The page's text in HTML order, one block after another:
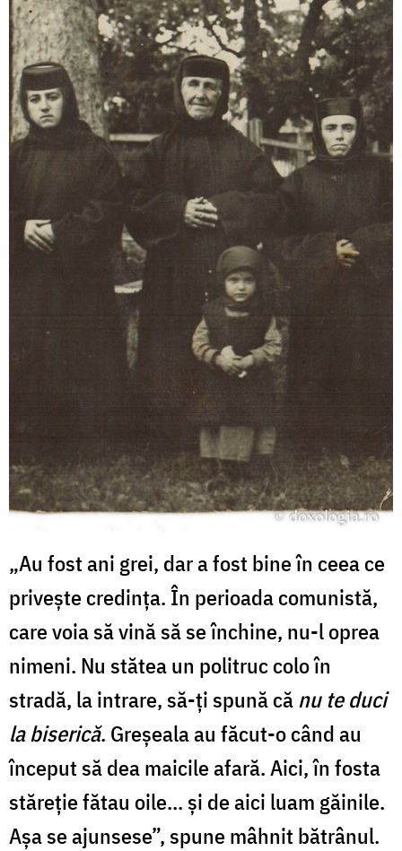
„Au fost ani grei, dar a fost bine în ceea ce
privește credința. În perioada comunistă,
care voia să vină să se închine, nu-l oprea
nimeni. Nu stătea un politruc colo în
stradă, la intrare, să-ți spună cănu te duci
la biserică. Greșeala au făcut-o când au
început să dea maicile afară. Aici, în fosta
stăreție fătau oile... și de aici luam găinile.
Așa se ajunsese”, spune mâhnit bătrânul.